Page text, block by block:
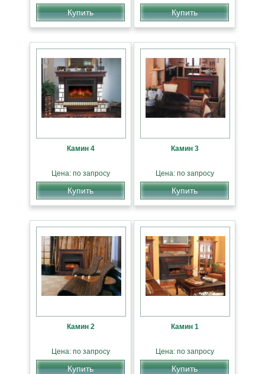
Купить Купить
Камин 4
Цена: по запросу
Купить
Камин 3
Цена: по запросу
Купить
Камин 2
Цена: по запросу
Купить
Камин 1
Цена: по запросу
Купить